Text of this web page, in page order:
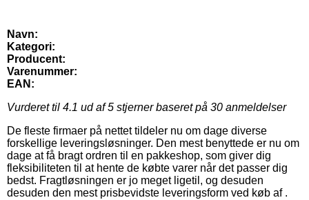
Navn:
Kategori:
Producent:
Varenummer:
EAN:
Vurderet til 4.1 ud af 5 stjerner baseret på 30 anmeldelser
De fleste firmaer på nettet tildeler nu om dage diverse
forskellige leveringsløsninger. Den mest benyttede er nu om
dage at få bragt ordren til en pakkeshop, som giver dig
fleksibiliteten til at hente de købte varer når det passer dig
bedst. Fragtløsningen er jo meget ligetil, og desuden
desuden den mest prisbevidste leveringsform ved køb af .